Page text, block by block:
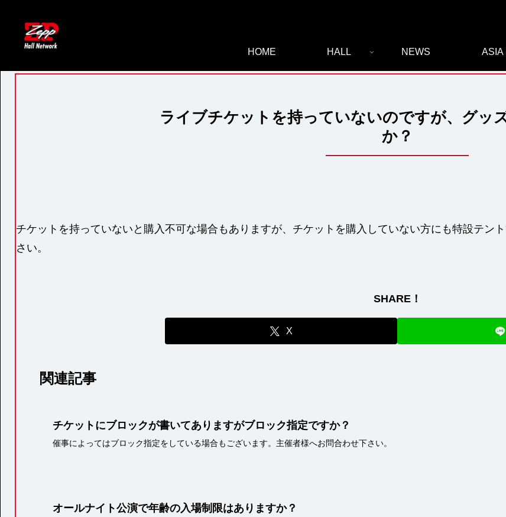
HOME HALL NEWS ASIA
ライブチケットを持っていないのですが、グッ
か？
チケットを持っていないと購入不可な場合もありますが、チケットを購入していない方にも特設テン
さい。
SHARE！
X
関連記事
チケットにブロックが書いてありますがブロック指定ですか？
催事によってはブロック指定をしている場合もございます。主催者様へお問合わせ下さい。
オールナイト公演で年齢の入場制限はありますか？